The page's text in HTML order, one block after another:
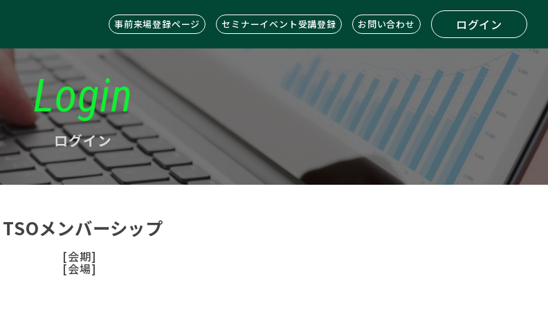
事前来場登録ページ セミナーイベント受講登録 お問い合わせ ログイン
Login
ログイン
TSOメンバーシップ
[会期]
[会場]